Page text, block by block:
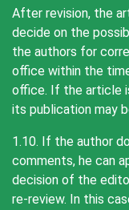
After revision, the
decide on the
the authors for
office within the
office. If the article
its publication may
1.10. If the author
comments, he can
decision of the
re-review. In this